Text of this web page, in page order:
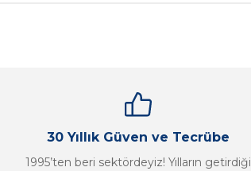
30 Yıllık Güven ve Tecrübe
1995’ten beri sektördeyiz! Yılların getirdiği